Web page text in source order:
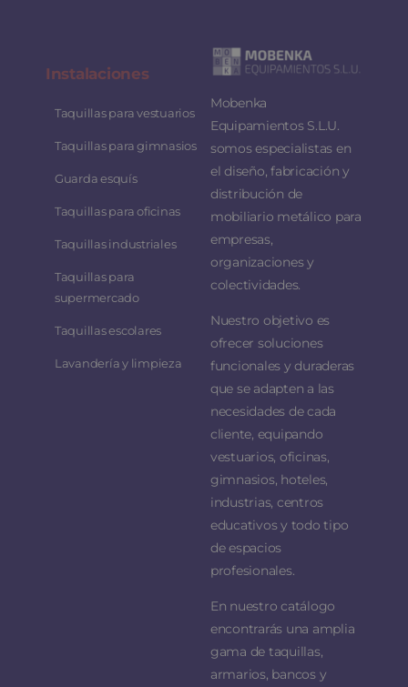
Instalaciones
Taquillas para vestuarios
Taquillas para gimnasios
Guarda esquís
Taquillas para oficinas
Taquillas industriales
Taquillas para
supermercado
Taquillas escolares
Lavandería y limpieza
Mobenka
Equipamientos S.L.U.
somos especialistas en
el diseño, fabricación y
distribución de
mobiliario metálico para
empresas,
organizaciones y
colectividades.
Nuestro objetivo es
ofrecer soluciones
funcionales y duraderas
que se adapten a las
necesidades de cada
cliente, equipando
vestuarios, oficinas,
gimnasios, hoteles,
industrias, centros
educativos y todo tipo
de espacios
profesionales.
En nuestro catálogo
encontrarás una amplia
gama de taquillas,
armarios, bancos y